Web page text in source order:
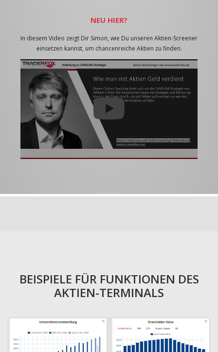
NEU HIER?
In diesem Video zeigt Dir Simon, wie Du unseren Aktien-Screener
einsetzen kannst, um chancenreiche Aktien zu finden.
BEISPIELE FÜR FUNKTIONEN DES
AKTIEN-TERMINALS